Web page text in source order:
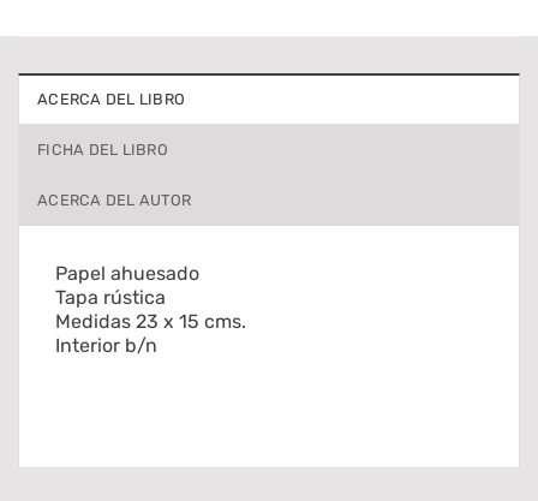
ACERCA DEL LIBRO
FICHA DEL LIBRO
ACERCA DEL AUTOR
Papel ahuesado
Tapa rústica
Medidas 23 x 15 cms.
Interior b/n